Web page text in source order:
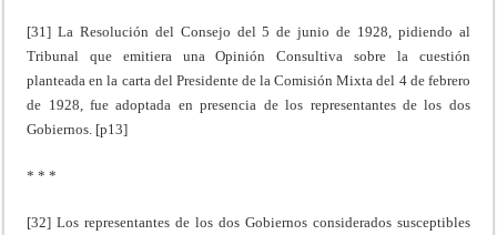
[31] La Resolución del Consejo del 5 de junio de 1928, pidiendo al
Tribunal que emitiera una Opinión Consultiva sobre la cuestión
planteada en la carta del Presidente de la Comisión Mixta del 4 de febrero
de 1928, fue adoptada en presencia de los representantes de los dos
Gobiernos. [p13]
* * *
[32] Los representantes de los dos Gobiernos considerados susceptibles